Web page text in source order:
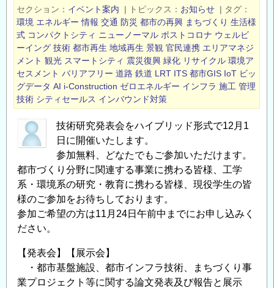
に
つ
い
て
の
技
術
研
究
表
と
講
演
会
＜
加
セクション
イベント案内 | トピックス お知らせ | タグ
環境 エネルギー 情報 交通 防災 都市の再興 まちづくり 生活様
式 コンパクトシティ ニューノーマル ポストコロナ ウェルビ
ーイング 技術 都市再生 地域再生 景観 官民連携 エリアマネジ
メント 観光 スマートシティ 震災復興 緑化 リサイクル 環境ア
セスメント バリアフリー 道路 鉄道 LRT ITS 都市GIS IoT ビッ
グデータ AI i-Construction ゼロエネルギー インフラ 施工 管理
技術 シティセールス インバウンド対策
技術研究発表会をハイブリッド形式で12月1
日に開催いたします。
参加無料、どなたでもご参加いただけます。
都市づくり分野に関連する事業に携わる皆様、工学
系・環境系の研究・教育に携わる皆様、現役学生の皆
様のご参加をお待ちしております。
参加ご希望の方は11月24日午前中までにお申し込みく
ださい。
【発表会】【展示会】
・都市基盤施設、都市インフラ技術、まちづくり事
業プロジェクト等に関する論文発表及び報告と展示